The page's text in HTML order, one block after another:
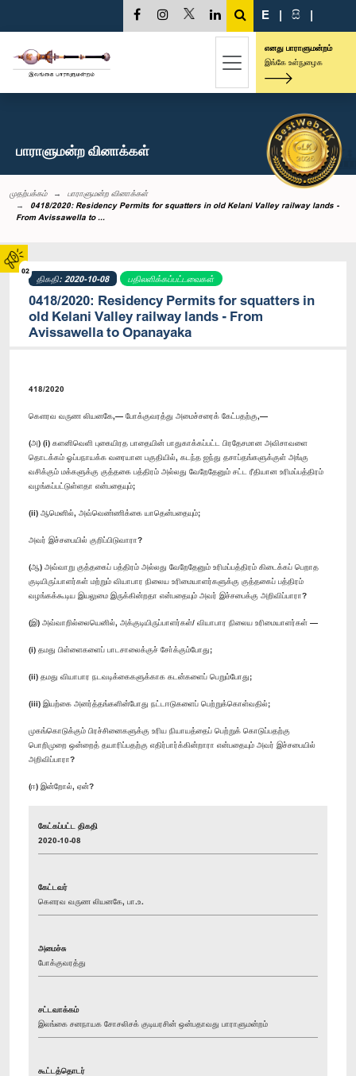
02
E | සි |
எனது பாராளுமன்றம்
இங்கே உள்நுழைக
பாராளுமன்ற வினாக்கள்
முதற்பக்கம்
பாராளுமன்ற வினாக்கள்
0418/2020: Residency Permits for squatters in old Kelani Valley railway lands -
From Avissawella to ...
திகதி: 2020-10-08 பதிலளிக்கப்பட்டவைகள்
0418/2020: Residency Permits for squatters in
old Kelani Valley railway lands - From
Avissawella to Opanayaka
418/2020
கௌரவ வருண லியனகே,— போக்குவரத்து அமைச்சரைக் கேட்பதற்கு,—
(அ) (i) களனிவெளி புகையிரத பாதையின் பாதுகாக்கப்பட்ட பிரதேசமான அவிசாவளை
தொடக்கம் ஓப்பநாயக்க வரையான பகுதியில், கடந்த ஐந்து தசாப்தங்களுக்குள் அங்கு
வசிக்கும் மக்களுக்கு குத்தகை பத்திரம் அல்லது வேறேதேனும் சட்ட ரீதியான உரிமப்பத்திரம்
வழங்கப்பட்டுள்ளதா என்பதையும்;
(ii) ஆமெனில், அவ்வெண்ணிக்கை யாதென்பதையும்;
அவர் இச்சபையில் குறிப்பிடுவாரா?
(ஆ) அவ்வாறு குத்தகைப் பத்திரம் அல்லது வேறேதேனும் உரிமப்பத்திரம் கிடைக்கப் பெறாத
குடியிருப்பாளர்கள் மற்றும் வியாபார நிலைய உரிமையாளர்களுக்கு குத்தகைப் பத்திரம்
வழங்கக்கூடிய இயலுமை இருக்கின்றதா என்பதையும் அவர் இச்சபைக்கு அறிவிப்பாரா?
(இ) அவ்வாறில்லையெனில், அக்குடியிருப்பாளர்கள்/ வியாபார நிலைய உரிமையாளர்கள் —
(i) தமது பிள்ளைகளைப் பாடசாலைக்குச் சோ்க்கும்போது;
(ii) தமது வியாபார நடவடிக்கைகளுக்காக கடன்களைப் பெறும்போது;
(iii) இயற்கை அனர்த்தங்களின்போது நட்டஈடுகளைப் பெற்றுக்கொள்வதில்;
முகங்கொடுக்கும் பிரச்சினைகளுக்கு உரிய நியாயத்தைப் பெற்றுக் கொடுப்பதற்கு
பொறிமுறை ஒன்றைத் தயாரிப்பதற்கு எதிர்பார்க்கின்றாரா என்பதையும் அவர் இச்சபையில்
அறிவிப்பாரா?
(ஈ) இன்றோல், ஏன்?
கேட்கப்பட்ட திகதி
2020-10-08
கேட்டவர்
கௌரவ வருண லியனகே, பா.உ.
அமைச்சு
போக்குவரத்து
சட்டவாக்கம்
இலங்கை சனநாயக சோசலிசக் குடியரசின் ஒன்பதாவது பாராளுமன்றம்
கூட்டத்தொடர்